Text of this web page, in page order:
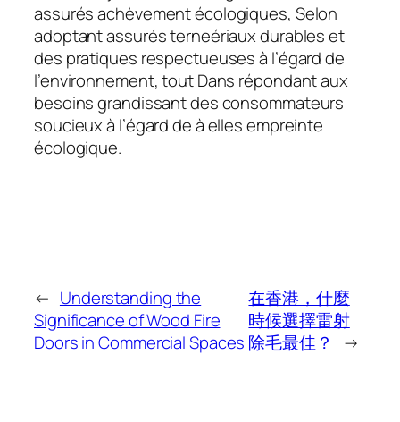
assurés achèvement écologiques, Selon
adoptant assurés terneériaux durables et
des pratiques respectueuses à l’égard de
l’environnement, tout Dans répondant aux
besoins grandissant des consommateurs
soucieux à l’égard de à elles empreinte
écologique.
← Understanding the
Significance of Wood Fire
Doors in Commercial Spaces
在香港，什麼
時候選擇雷射
除毛最佳？
→